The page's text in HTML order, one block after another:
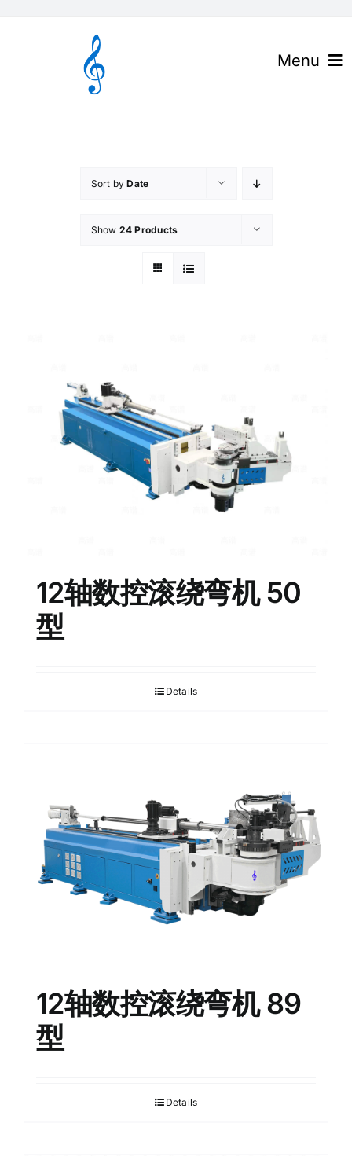
Menu
English
Sort byDate
Show 24 Products
12轴数控滚绕弯机 50
型
Details
12轴数控滚绕弯机 89
型
Details